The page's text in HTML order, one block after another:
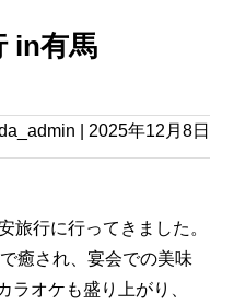
in有馬
2025年12月8日
旅行に行ってきました。
癒され、宴会での美味
ラオケも盛り上がり、